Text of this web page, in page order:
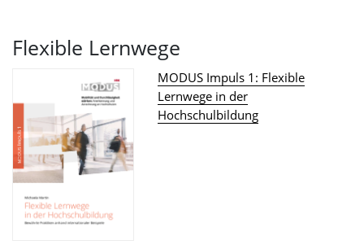
Flexible Lernwege
MODUS Impuls 1: Flexible
Lernwege in der
Hochschulbildung